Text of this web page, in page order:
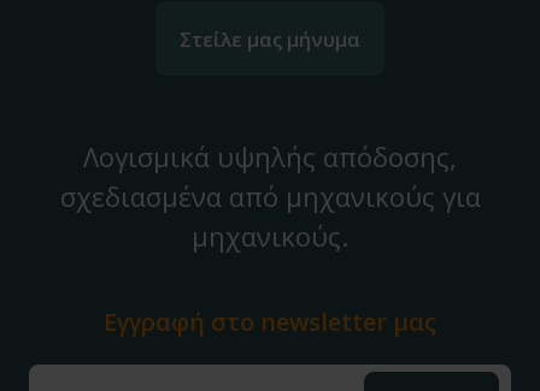
Στείλε μας μήνυμα
Λογισμικά υψηλής απόδοσης,
σχεδιασμένα από μηχανικούς για
μηχανικούς.
Εγγραφή στο newsletter μας